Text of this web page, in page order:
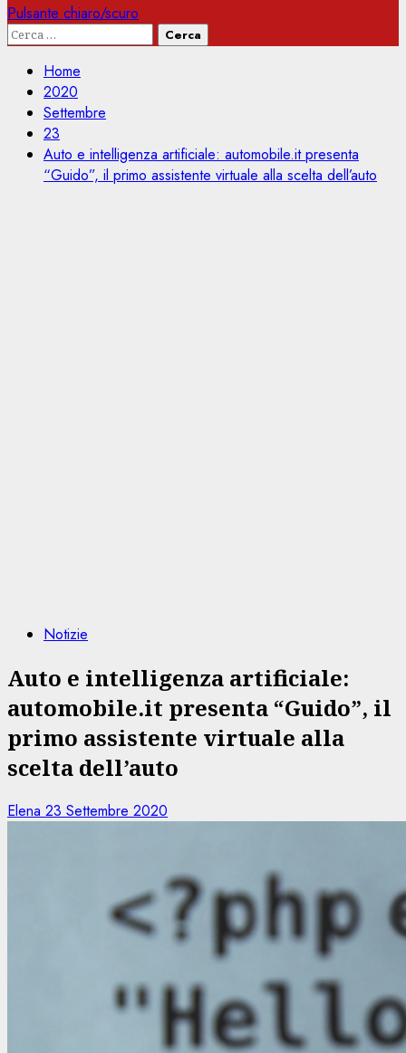
Pulsante chiaro/scuro
Ricerca
Home
2020
Settembre
23
Auto e intelligenza artificiale: automobile.it presenta
“Guido”, il primo assistente virtuale alla scelta dell’auto
Notizie
Auto e intelligenza artificiale:
automobile.it presenta “Guido”, il
primo assistente virtuale alla
scelta dell’auto
Elena 23 Settembre 2020